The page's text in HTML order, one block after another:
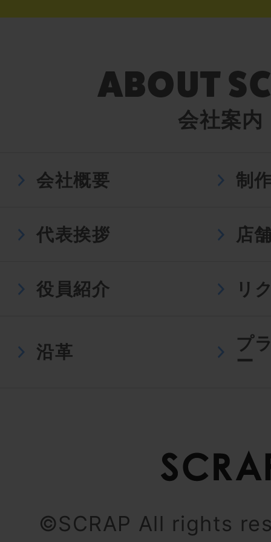
会社案内
会社概要 制
代表挨拶 店
役員紹介 リ
沿革
プ
ー
©SCRAP All rights